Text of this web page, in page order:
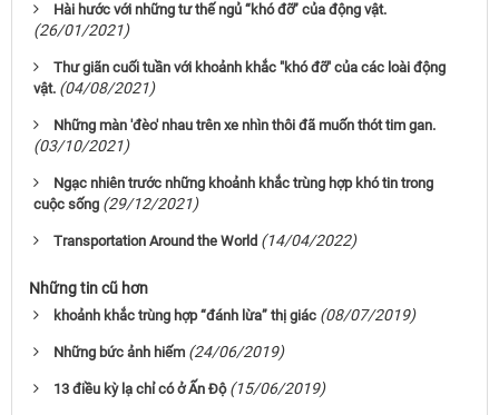
Hài hước với những tư thế ngủ “khó đỡ” của động vật.
(26/01/2021)
Thư giãn cuối tuần với khoảnh khắc "khó đỡ" của các loài động
vật. (04/08/2021)
Những màn 'đèo' nhau trên xe nhìn thôi đã muốn thót tim gan.
(03/10/2021)
Ngạc nhiên trước những khoảnh khắc trùng hợp khó tin trong
cuộc sống (29/12/2021)
Transportation Around the World (14/04/2022)
Những tin cũ hơn
khoảnh khắc trùng hợp “đánh lừa” thị giác (08/07/2019)
Những bức ảnh hiếm (24/06/2019)
13 điều kỳ lạ chỉ có ở Ấn Độ (15/06/2019)